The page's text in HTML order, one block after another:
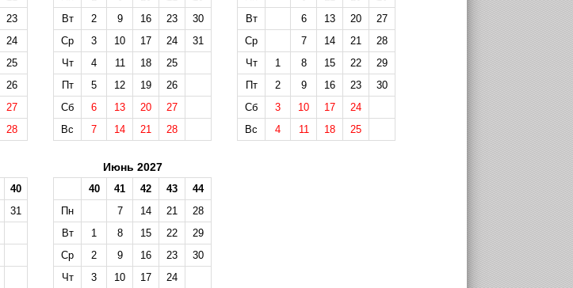
23
24
25
26
27
28
Вт
2 9 16 23
30
Ср
3 10 17 24
31
Чт
4 11 18
25
Пт
5 12 19
26
Сб
6 13 20
27
Вс
7 14 21 28
Вт
6 13 20
27
Ср
7 14 21
28
Чт
1 8 15 22
29
Пт
2 9 16 23
30
Сб
3 10 17
24
Вс
4 11 18 25
40
31
Июнь 2027
40 41 42 43
44
Пн
7 14 21
28
Вт
1 8 15 22
29
Ср
2 9 16 23
30
Чт
3 10 17 24